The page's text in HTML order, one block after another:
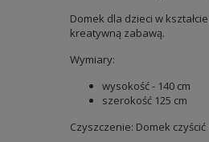
Domek dla dzieci w
kreatywną zabawą.
Wymiary:
wysokość - 140 cm
szerokość 125 cm
Czyszczenie: Domek